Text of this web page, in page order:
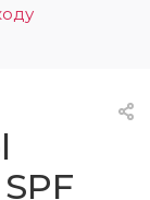
0